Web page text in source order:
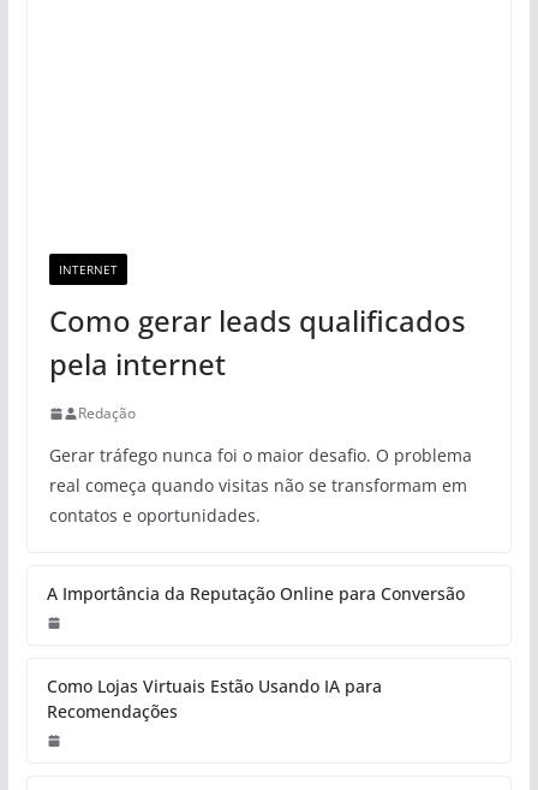
INTERNET
Como gerar leads qualificados
pela internet
Redação
Gerar tráfego nunca foi o maior desafio. O problema
real começa quando visitas não se transformam em
contatos e oportunidades.
A Importância da Reputação Online para Conversão
Como Lojas Virtuais Estão Usando IA para
Recomendações